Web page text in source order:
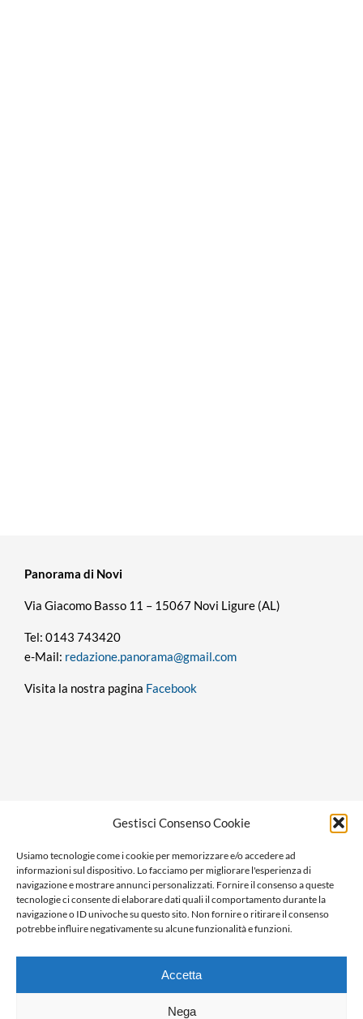
Gestisci Consenso Cookie
Usiamo tecnologie come i cookie per memorizzare e/o accedere ad
informazioni sul dispositivo. Lo facciamo per migliorare l'esperienza di
navigazione e mostrare annunci personalizzati. Fornire il consenso a queste
tecnologie ci consente di elaborare dati quali il comportamento durante la
navigazione o ID univoche su questo sito. Non fornire o ritirare il consenso
potrebbe influire negativamente su alcune funzionalità e funzioni.
Accetta
Nega
Panorama di Novi
Via Giacomo Basso 11 – 15067 Novi Ligure (AL)
Tel: 0143 743420
e-Mail: redazione.panorama@gmail.com
Visita la nostra pagina Facebook
Ragione sociale: Panorama S.r.l.
C.F. / P.IVA: 01058470061
N. REA: AL-138981
Capitale Versato € 10.000,00